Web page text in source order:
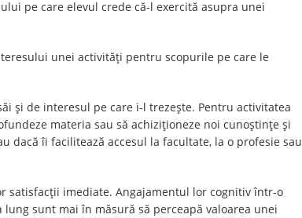
pe care elevul crede că-l exercită asupra unei
unei activități pentru scopurile pe care le
și de interesul pe care i-l trezește. Pentru activitatea
materia sau să achiziționeze noi cunoștințe și
dacă îi facilitează accesul la facultate, la o profesie sau
satisfacții imediate. Angajamentul lor cognitiv într-o
sunt mai în măsură să perceapă valoarea unei